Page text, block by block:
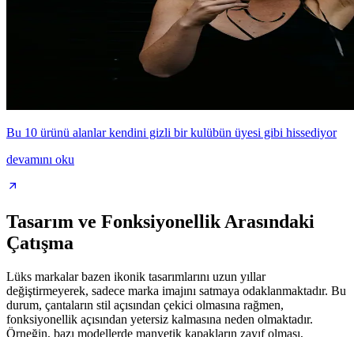
Bu 10 ürünü alanlar kendini gizli bir kulübün üyesi gibi hissediyor
devamını oku
Tasarım ve Fonksiyonellik Arasındaki
Çatışma
Lüks markalar bazen ikonik tasarımlarını uzun yıllar
değiştirmeyerek, sadece marka imajını satmaya odaklanmaktadır. Bu
durum, çantaların stil açısından çekici olmasına rağmen,
fonksiyonellik açısından yetersiz kalmasına neden olmaktadır.
Örneğin, bazı modellerde manyetik kapakların zayıf olması,